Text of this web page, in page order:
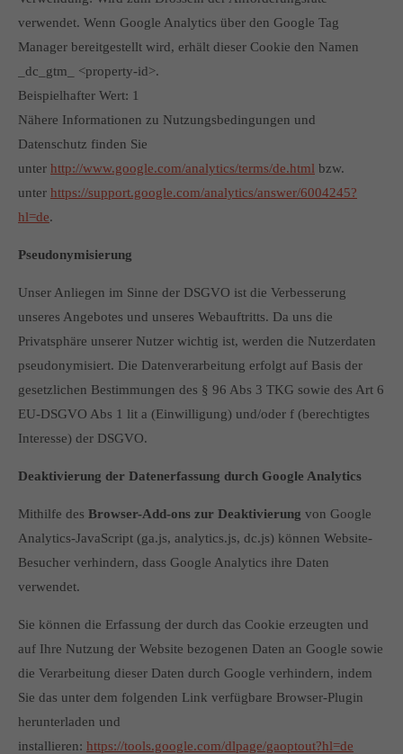
verwendet. Wenn Google Analytics über den Google Tag
Manager bereitgestellt wird, erhält dieser Cookie den Namen
_dc_gtm_ <property-id>.
Beispielhafter Wert: 1
Nähere Informationen zu Nutzungsbedingungen und
Datenschutz finden Sie
unter http://www.google.com/analytics/terms/de.html bzw.
unter https://support.google.com/analytics/answer/6004245?
hl=de.
Pseudonymisierung
Unser Anliegen im Sinne der DSGVO ist die Verbesserung
unseres Angebotes und unseres Webauftritts. Da uns die
Privatsphäre unserer Nutzer wichtig ist, werden die Nutzerdaten
pseudonymisiert. Die Datenverarbeitung erfolgt auf Basis der
gesetzlichen Bestimmungen des § 96 Abs 3 TKG sowie des Art 6
EU-DSGVO Abs 1 lit a (Einwilligung) und/oder f (berechtigtes
Interesse) der DSGVO.
Deaktivierung der Datenerfassung durch Google Analytics
Mithilfe des Browser-Add-ons zur Deaktivierung von Google
Analytics-JavaScript (ga.js, analytics.js, dc.js) können Website-
Besucher verhindern, dass Google Analytics ihre Daten
verwendet.
Sie können die Erfassung der durch das Cookie erzeugten und
auf Ihre Nutzung der Website bezogenen Daten an Google sowie
die Verarbeitung dieser Daten durch Google verhindern, indem
Sie das unter dem folgenden Link verfügbare Browser-Plugin
herunterladen und
installieren: https://tools.google.com/dlpage/gaoptout?hl=de